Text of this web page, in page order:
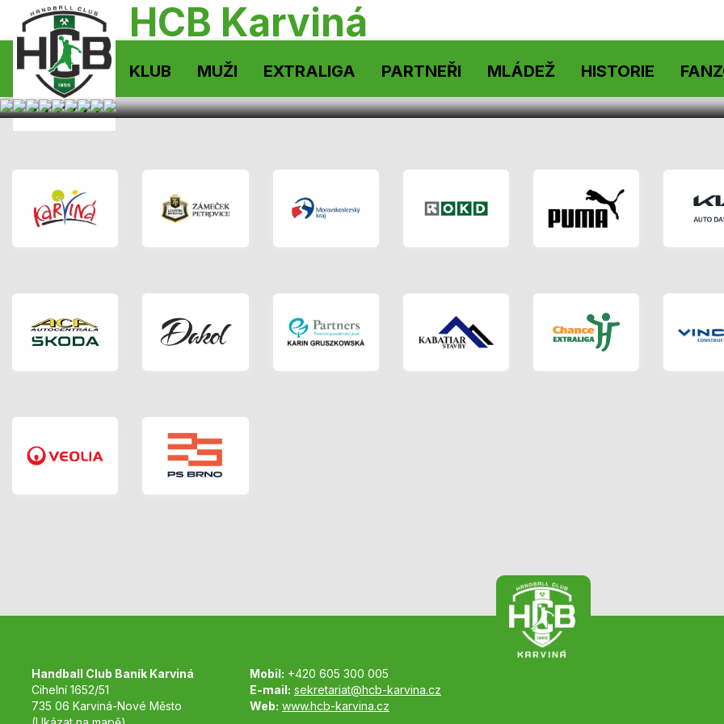
HCB Karviná
KLUB MUŽI EXTRALIGA PARTNEŘI MLÁDEŽ HISTORIE
Handball Club Baník Karviná
Cihelní 1652/51
735 06 Karviná-Nové Město
Mobil: +420 605 300 005
E-mail: sekretariat@hcb-karvina.cz
Web: www.hcb-karvina.cz